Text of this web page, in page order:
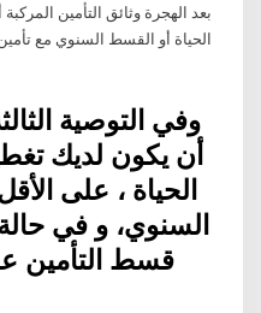
بعد الهجرة وثائق التأمين
الحياة أو القسط السنوي مع
وفي التوصية
أن يكون لديك
السنوي، و في
قسط التأمين